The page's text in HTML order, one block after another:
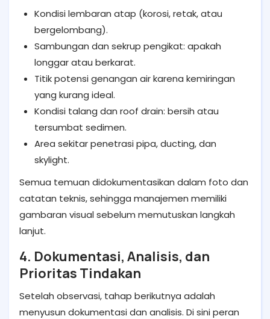
Kondisi lembaran atap (korosi, retak, atau
bergelombang).
Sambungan dan sekrup pengikat: apakah
longgar atau berkarat.
Titik potensi genangan air karena kemiringan
yang kurang ideal.
Kondisi talang dan roof drain: bersih atau
tersumbat sedimen.
Area sekitar penetrasi pipa, ducting, dan
skylight.
Semua temuan didokumentasikan dalam foto dan
catatan teknis, sehingga manajemen memiliki
gambaran visual sebelum memutuskan langkah
lanjut.
4. Dokumentasi, Analisis, dan
Prioritas Tindakan
Setelah observasi, tahap berikutnya adalah
menyusun dokumentasi dan analisis. Di sini peran